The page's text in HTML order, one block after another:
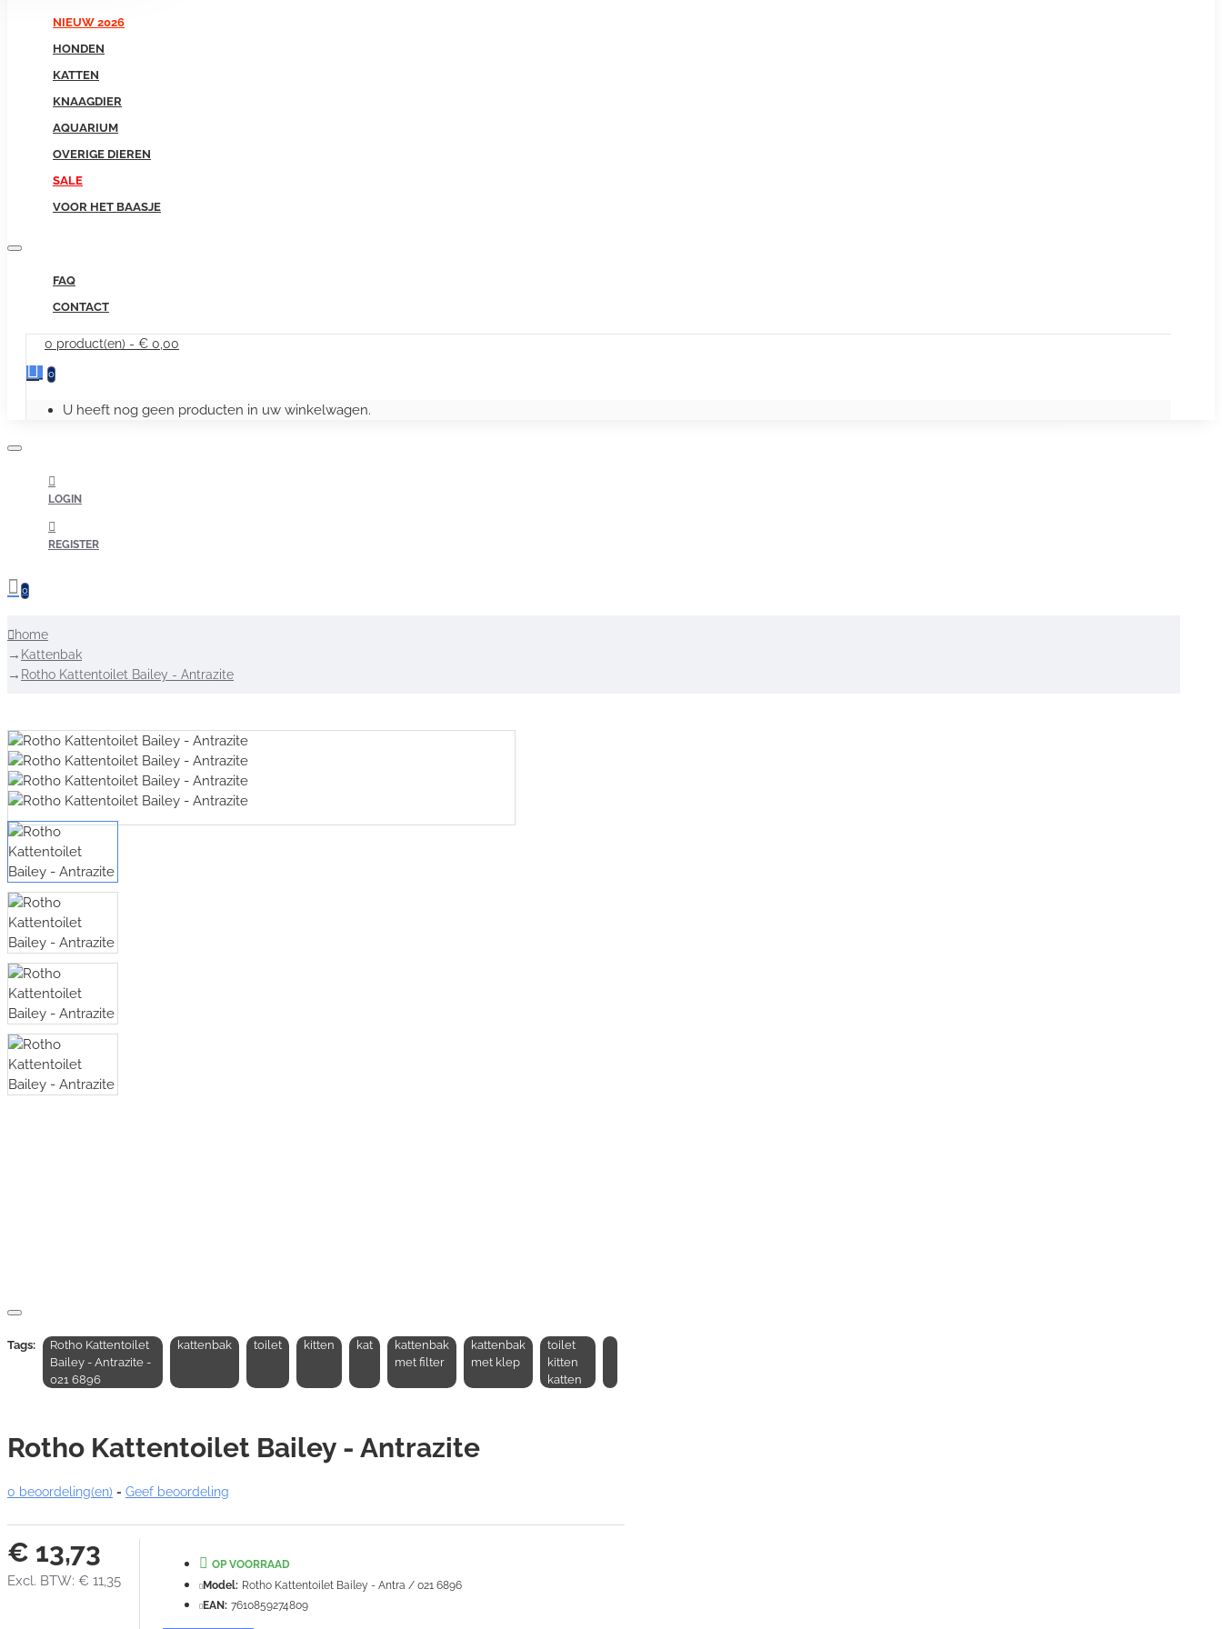
NIEUW 2026
HONDEN
KATTEN
KNAAGDIER
AQUARIUM
OVERIGE DIEREN
SALE
VOOR HET BAASJE
FAQ
CONTACT
0 product(en) - € 0,00
0
U heeft nog geen producten in uw winkelwagen.
LOGIN
REGISTER
0
home
Kattenbak
Rotho Kattentoilet Bailey - Antrazite
Tags:
Rotho Kattentoilet
Bailey - Antrazite -
021 6896
kattenbak toilet kitten kat
kattenbak
met filter
kattenbak
met klep
toilet
kitten
katten
Rotho Kattentoilet Bailey - Antrazite
0 beoordeling(en) - Geef beoordeling
€ 13,73
Excl. BTW: € 11,35
OP VOORRAAD
Model: Rotho Kattentoilet Bailey - Antra / 021 6896
EAN: 7610859274809